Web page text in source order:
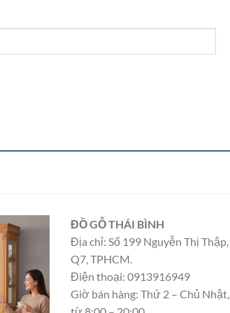
ĐỒ GỖ THÁI BÌNH
Địa chỉ: Số 199 Nguyễn Thị Thập,
Q7, TPHCM.
Điện thoại: 0913916949
Giờ bán hàng: Thứ 2 – Chủ Nhật,